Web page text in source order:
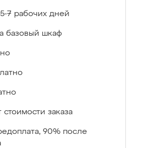
5-7 рабочих дней
базовый шкаф
стоимости заказа
90% после